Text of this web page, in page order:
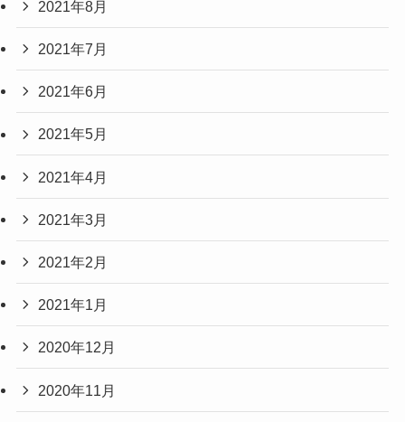
2021年8月
2021年7月
2021年6月
2021年5月
2021年4月
2021年3月
2021年2月
2021年1月
2020年12月
2020年11月